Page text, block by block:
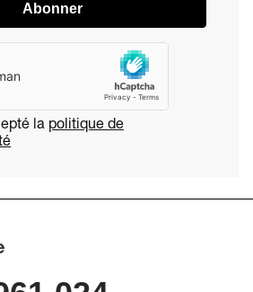
Abonner
la politique de